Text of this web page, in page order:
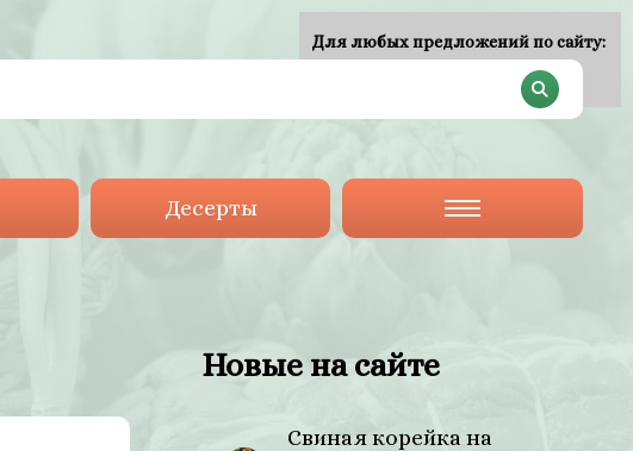
Десерты
Новые на сайте
Свиная корейка на
Для любых предложений по сайту: